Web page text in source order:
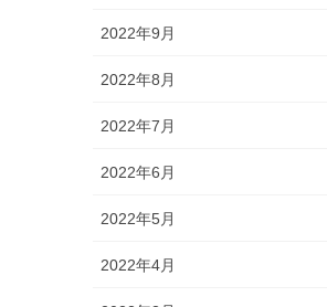
2022年9月
2022年8月
2022年7月
2022年6月
2022年5月
2022年4月